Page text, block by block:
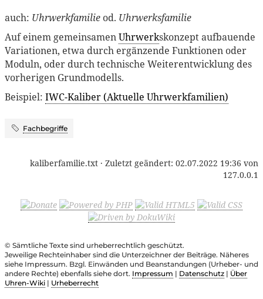
auch: Uhrwerkfamilie od. Uhrwerksfamilie
Auf einem gemeinsamenUhrwerkskonzept aufbauende
Variationen, etwa durch ergänzende Funktionen oder
Moduln, oder durch technische Weiterentwicklung des
vorherigen Grundmodells.
Beispiel: IWC-Kaliber (Aktuelle Uhrwerkfamilien)
Fachbegriffe
kaliberfamilie.txt · Zuletzt geändert: 02.07.2022 19:36 von
127.0.0.1
© Sämtliche Texte sind urheberrechtlich geschützt.
Jeweilige Rechteinhaber sind die Unterzeichner der Beiträge. Näheres
siehe Impressum. Bzgl. Einwänden und Beanstandungen (Urheber- und
andere Rechte) ebenfalls siehe dort. Impressum | Datenschutz | Über
Uhren-Wiki | Urheberrecht